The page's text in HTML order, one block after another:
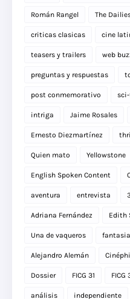
Román Rangel The
criticas clasicas cine
teasers y trailers web
preguntas y respuestas
post conmemorativo
intriga Jaime Rosales
Ernesto Diezmartínez
Quien mato Yellowstone
English Spoken Content
aventura entrevista
Adriana Fernández Edith
Una de vaqueros fantasia
Alejandro Alemán
Dossier FICG 31 FICG
análisis independiente